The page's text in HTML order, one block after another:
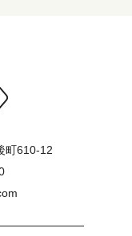
町610-12